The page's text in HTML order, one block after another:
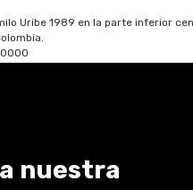
Uribe 1989 en la parte inferior
nuestra